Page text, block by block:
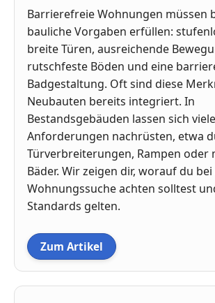
Barrierefreie Wohnungen müssen
bauliche Vorgaben erfüllen:
breite Türen, ausreichende
rutschfeste Böden und eine
Badgestaltung. Oft sind diese
Neubauten bereits integriert. In
Bestandsgebäuden lassen sich viele
Anforderungen nachrüsten, etwa
Türverbreiterungen, Rampen oder
Bäder. Wir zeigen dir, worauf du
Wohnungssuche achten solltest
Standards gelten.
Zum Artikel